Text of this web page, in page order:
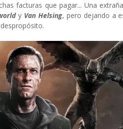
facturas que pagar... Una
y Van Helsing, pero dejando a